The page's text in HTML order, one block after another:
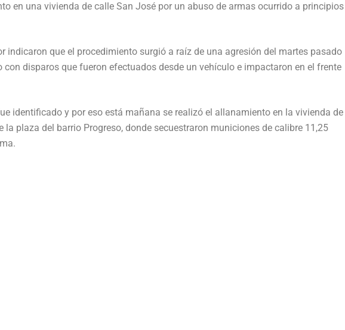
en una vivienda de calle San José por un abuso de armas ocurrido a principios
indicaron que el procedimiento surgió a raíz de una agresión del martes pasado
disparos que fueron efectuados desde un vehículo e impactaron en el frente
identificado y por eso está mañana se realizó el allanamiento en la vivienda de
la plaza del barrio Progreso, donde secuestraron municiones de calibre 11,25